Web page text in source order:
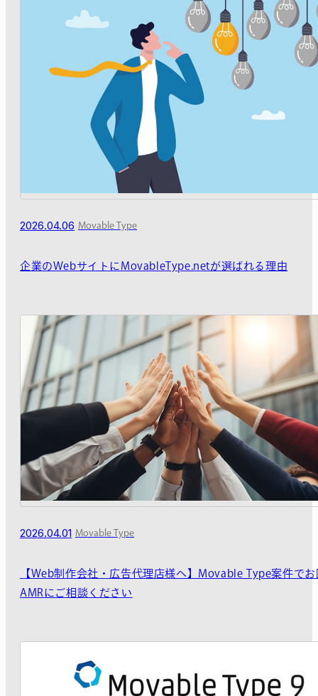
2026.04.06 Movable Type
企業のWebサイトにMovableType.netが選ばれる理由
2026.04.01 Movable Type
【Web制作会社・広告代理店様へ】Movable Type案件で
AMRにご相談ください